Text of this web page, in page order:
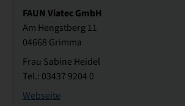
FAUN Viatec GmbH
Am Hengstberg 11
04668 Grimma
Frau Sabine Heidel
Tel.: 03437 9204 0
Webseite